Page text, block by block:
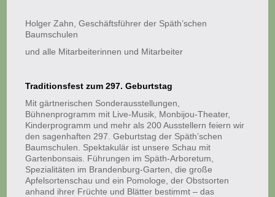
Holger Zahn, Geschäftsführer der Späth’schen
Baumschulen
und alle Mitarbeiterinnen und Mitarbeiter
Traditionsfest zum 297. Geburtstag
Mit gärtnerischen Sonderausstellungen,
Bühnenprogramm mit Live-Musik, Monbijou-Theater,
Kinderprogramm und mehr als 200 Ausstellern feiern wir
den sagenhaften 297. Geburtstag der Späth’schen
Baumschulen. Spektakulär ist unsere Schau mit
Gartenbonsais. Führungen im Späth-Arboretum,
Spezialitäten im Brandenburg-Garten, die große
Apfelsortenschau und ein Pomologe, der Obstsorten
anhand ihrer Früchte und Blätter bestimmt – das